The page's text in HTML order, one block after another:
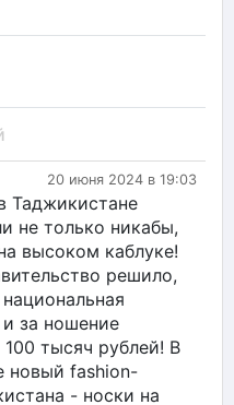
20 июня 2024 в 19:03
Таджикистане
не только никабы,
высоком каблуке!
решило,
и за ношение
тысяч рублей! В
новый fashion-
- носки на